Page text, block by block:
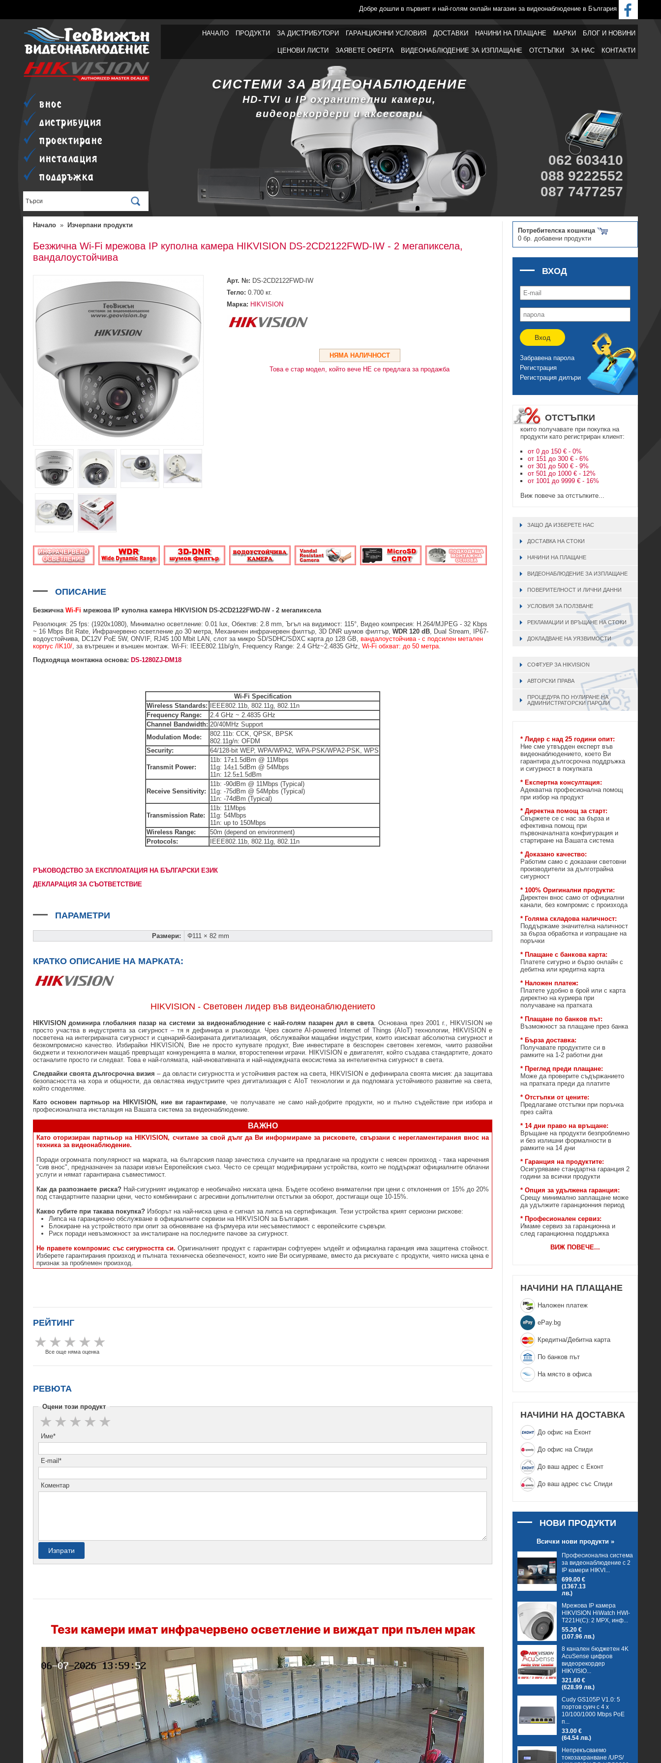
Добре дошли в първият и най-голям онлайн магазин за видеонаблюдение в България
внос
дистрибуция
проектиране
инсталация
поддръжка
НАЧАЛО ПРОДУКТИ ЗА ДИСТРИБУТОРИ ГАРАНЦИОННИ УСЛОВИЯ ДОСТАВКИ НАЧИНИ НА ПЛАЩАНЕ МАРКИ БЛОГ И НОВИНИ
ЦЕНОВИ ЛИСТИ ЗАЯВЕТЕ ОФЕРТА ВИДЕОНАБЛЮДЕНИЕ ЗА ИЗПЛАЩАНЕ ОТСТЪПКИ ЗА НАС КОНТАКТИ
СИСТЕМИ ЗА ВИДЕОНАБЛЮДЕНИЕ
HD-TVI и IP охранителни камери,
видеорекордери и аксесоари
062 603410
088 9222552
087 7477257
Начало » Изчерпани продукти
Безжична Wi-Fi мрежова IP куполна камера HIKVISION DS-2CD2122FWD-IW - 2 мегапиксела,
вандалоустойчива
Арт. №: DS-2CD2122FWD-IW
Тегло: 0.700 кг.
Марка: HIKVISION
НЯМА НАЛИЧНОСТ
Това е стар модел, който вече НЕ се предлага за продажба
ОПИСАНИЕ
Безжична Wi-Fi мрежова IP куполна камера HIKVISION DS-2CD2122FWD-IW - 2 мегапиксела
Резолюция: 25 fps: (1920x1080), Минимално осветление: 0.01 lux, Обектив: 2.8 mm, Ъгъл на видимост: 115°, Видео компресия: H.264/MJPEG - 32 Kbps
~ 16 Mbps Bit Rate, Инфрачервено осветление до 30 метра, Механичен инфрачервен филтър, 3D DNR шумов филтър, WDR 120 dB, Dual Stream, IP67-
водоустойчива, DC12V PoE 5W, ONVIF, RJ45 100 Mbit LAN, слот за микро SD/SDHC/SDXC карта до 128 GB, вандалоустойчива - с подсилен метален
корпус /IK10/, за вътрешен и външен монтаж. Wi-Fi: IEEE802.11b/g/n, Frequency Range: 2.4 GHz~2.4835 GHz, Wi-Fi обхват: до 50 метра.
Подходяща монтажна основа: DS-1280ZJ-DM18
Wi-Fi Specification
Wireless Standards:
IEEE802.11b, 802.11g, 802.11n
Frequency Range:
2.4 GHz ~ 2.4835 GHz
Channel Bandwidth: 20/40MHz Support
Modulation Mode:
802.11b: CCK, QPSK, BPSK
802.11g/n: OFDM
Security:
64/128-bit WEP, WPA/WPA2, WPA-PSK/WPA2-PSK, WPS
Transmit Power:
11b: 17±1.5dBm @ 11Mbps
11g: 14±1.5dBm @ 54Mbps
11n: 12.5±1.5dBm
Receive Sensitivity:
11b: -90dBm @ 11Mbps (Typical)
11g: -75dBm @ 54Mpbs (Typical)
11n: -74dBm (Typical)
Transmission Rate:
11b: 11Mbps
11g: 54Mbps
11n: up to 150Mbps
Wireless Range:
50m (depend on environment)
Protocols:
IEEE802.11b, 802.11g, 802.11n
РЪКОВОДСТВО ЗА ЕКСПЛОАТАЦИЯ НА БЪЛГАРСКИ ЕЗИК
ДЕКЛАРАЦИЯ ЗА СЪОТВЕТСТВИЕ
ПАРАМЕТРИ
Размери: Φ111 × 82 mm
КРАТКО ОПИСАНИЕ НА МАРКАТА:
HIKVISION - Световен лидер във видеонаблюдението
HIKVISION доминира глобалния пазар на системи за видеонаблюдение с най-голям пазарен дял в света. Основана през 2001 г., HIKVISION не
просто участва в индустрията за сигурност – тя я дефинира и ръководи. Чрез своите AI-powered Internet of Things (AIoT) технологии, HIKVISION е
посветена на интегрираната сигурност и сценарий-базираната дигитализация, обслужвайки мащабни индустрии, които изискват абсолютна сигурност и
безкомпромисно качество. Избирайки HIKVISION, Вие не просто купувате продукт, Вие инвестирате в безспорен световен хегемон, чиито развойни
бюджети и технологичен мащаб превръщат конкуренцията в малки, второстепенни играчи. HIKVISION е двигателят, който създава стандартите, докато
останалите просто ги следват. Това е най-голямата, най-иновативната и най-надеждната екосистема за интелигентна сигурност в света.
Следвайки своята дългосрочна визия – да овласти сигурността и устойчивия растеж на света, HIKVISION е дефинирала своята мисия: да защитава
безопасността на хора и общности, да овластява индустриите чрез дигитализация с AIoT технологии и да подпомага устойчивото развитие на света,
който споделяме.
Като основен партньор на HIKVISION, ние ви гарантираме, че получавате не само най-добрите продукти, но и пълно съдействие при избора и
професионалната инсталация на Вашата система за видеонаблюдение.
ВАЖНО
Като оторизиран партньор на HIKVISION, считаме за свой дълг да Ви информираме за рисковете, свързани с нерегламентирания внос на
техника за видеонаблюдение.
Поради огромната популярност на марката, на българския пазар зачестиха случаите на предлагане на продукти с неясен произход - така наречения
"сив внос", предназначен за пазари извън Европейския съюз. Често се срещат модифицирани устройства, които не поддържат официалните облачни
услуги и нямат гарантирана съвместимост.
Как да разпознаете риска?Най-сигурният индикатор е необичайно ниската цена. Бъдете особено внимателни при цени с отклонения от 15% до 20%
под стандартните пазарни цени, често комбинирани с агресивни допълнителни отстъпки за оборот, достигащи още 10-15%.
Какво губите при такава покупка? Изборът на най-ниска цена е сигнал за липса на сертификация. Тези устройства крият сериозни рискове:
Липса на гаранционно обслужване в официалните сервизи на HIKVISION за България.
Блокиране на устройството при опит за обновяване на фърмуера или несъвместимост с европейските сървъри.
Риск поради невъзможност за инсталиране на последните пачове за сигурност.
Не правете компромис със сигурността си. Оригиналният продукт с гарантиран софтуерен ъпдейт и официална гаранция има защитена стойност.
Изберете гарантирания произход и пълната техническа обезпеченост, които ние Ви осигуряваме, вместо да рискувате с продукти, чиято ниска цена е
признак за проблемен произход.
РЕЙТИНГ
Все още няма оценка
РЕВЮТА
Оцени този продукт
Име*
E-mail*
Коментар
Изпрати
Тези камери имат инфрачервено осветление и виждат при пълен мрак
Потребителска кошница
0 бр. добавени продукти
ВХОД
Вход
Забравена парола
Регистрация
Регистрация дилъри
ОТСТЪПКИ
които получавате при покупка на
продукти като регистриран клиент:
от 0 до 150 € - 0%
от 151 до 300 € - 6%
от 301 до 500 € - 9%
от 501 до 1000 € - 12%
от 1001 до 9999 € - 16%
Виж повече за отстъпките...
ЗАЩО ДА ИЗБЕРЕТЕ НАС
ДОСТАВКА НА СТОКИ
НАЧИНИ НА ПЛАЩАНЕ
ВИДЕОНАБЛЮДЕНИЕ ЗА ИЗПЛАЩАНЕ
ПОВЕРИТЕЛНОСТ И ЛИЧНИ ДАННИ
УСЛОВИЯ ЗА ПОЛЗВАНЕ
РЕКЛАМАЦИИ И ВРЪЩАНЕ НА СТОКИ
ДОКЛАДВАНЕ НА УЯЗВИМОСТИ
СОФТУЕР ЗА HIKVISION
АВТОРСКИ ПРАВА
ПРОЦЕДУРА ПО НУЛИРАНЕ НА
АДМИНИСТРАТОРСКИ ПАРОЛИ
* Лидер с над 25 години опит:
Ние сме утвърден експерт във
видеонаблюдението, което Ви
гарантира дългосрочна поддръжка
и сигурност в покупката
* Експертна консултация:
Адекватна професионална помощ
при избор на продукт
* Директна помощ за старт:
Свържете се с нас за бърза и
ефективна помощ при
първоначалната конфигурация и
стартиране на Вашата система
* Доказано качество:
Работим само с доказани световни
производители за дълготрайна
сигурност
* 100% Оригинални продукти:
Директен внос само от официални
канали, без компромис с произхода
* Голяма складова наличност:
Поддържаме значителна наличност
за бърза обработка и изпращане на
поръчки
* Плащане с банкова карта:
Платете сигурно и бързо онлайн с
дебитна или кредитна карта
* Наложен платеж:
Платете удобно в брой или с карта
директно на куриера при
получаване на пратката
* Плащане по банков път:
Възможност за плащане през банка
* Бърза доставка:
Получавате продуктите си в
рамките на 1-2 работни дни
* Преглед преди плащане:
Може да проверите съдържанието
на пратката преди да платите
* Отстъпки от цените:
Предлагаме отстъпки при поръчка
през сайта
* 14 дни право на връщане:
Връщане на продукти безпроблемно
и без излишни формалности в
рамките на 14 дни
* Гаранция на продуктите:
Осигуряваме стандартна гаранция 2
години за всички продукти
* Опция за удължена гаранция:
Срещу минимално заплащане може
да удължите гаранционния период
* Професионален сервиз:
Имаме сервиз за гаранционна и
след гаранционна поддръжка
ВИЖ ПОВЕЧЕ...
НАЧИНИ НА ПЛАЩАНЕ
Наложен платеж
еPay.bg
Кредитна/Дебитна карта
По банков път
На място в офиса
НАЧИНИ НА ДОСТАВКА
До офис на Еконт
До офис на Спиди
До ваш адрес с Еконт
До ваш адрес със Спиди
НОВИ ПРОДУКТИ
Всички нови продукти »
Професионална система
за видеонаблюдение с 2
IP камери HIKVI...
699.00 €
(1367.13
лв.)
Мрежова IP камера
HIKVISION HiWatch HWI-
T221H(C): 2 MPX, инф...
55.20 €
(107.96 лв.)
8 канален бюджетен 4K
AcuSense цифров
видеорекордер
HIKVISIO...
321.60 €
(628.99 лв.)
Cudy GS105P V1.0: 5
портов суич с 4 x
10/100/1000 Mbps PoE
п...
33.00 €
(64.54 лв.)
Непрекъсваемо
токозахранване /UPS/